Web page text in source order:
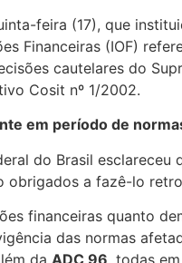
feira (17), que
Financeiras (IOF)
cautelares do
Cosit nº 1/2002.
em período de
do Brasil
obrigados a fazê-lo
financeiras quanto
das normas